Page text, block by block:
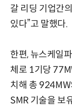
갈 리딩 기업간
있다”고 말했다.
한편, 뉴스케일
체로 1기당
치해 총
SMR 기술을 보